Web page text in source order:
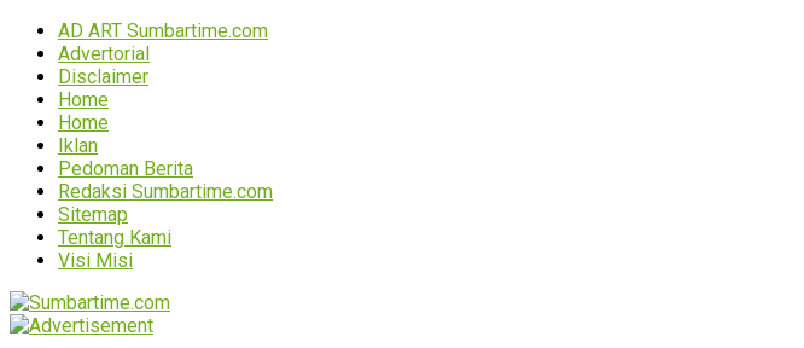
AD ART Sumbartime.com
Advertorial
Disclaimer
Home
Home
Iklan
Pedoman Berita
Redaksi Sumbartime.com
Sitemap
Tentang Kami
Visi Misi